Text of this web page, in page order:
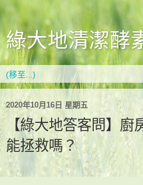
綠大地清潔酵
2020年10月16日 星期五
【綠大地答客問】
能拯救嗎？